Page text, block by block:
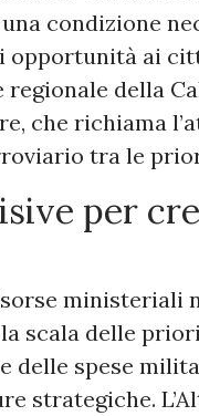
condizione
ai
della
che richiama
tra le
per
ministeriali
scala delle
delle spese
strategiche.